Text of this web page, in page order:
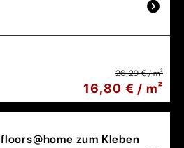
26,29 € / m²
16,80 € / m²
floors@home zum Kleben